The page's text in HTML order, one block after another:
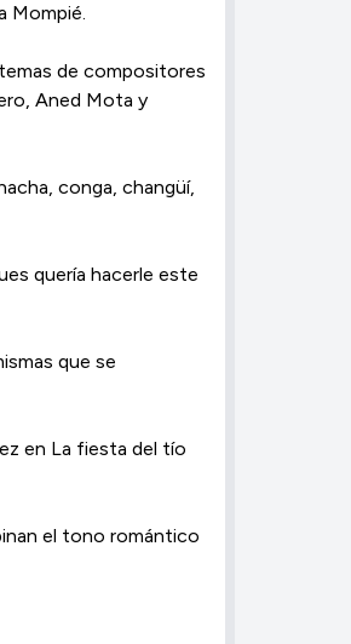
Mompié.
de compositores
Aned Mota y
conga, changüí,
quería hacerle este
que se
en La fiesta del tío
el tono romántico